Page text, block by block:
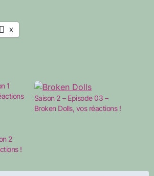
X
1
Saison 2 – Episode 03 –
Broken Dolls, vos réactions !
2
!